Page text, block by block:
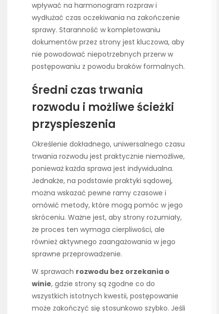
wpływać na harmonogram rozpraw i
wydłużać czas oczekiwania na zakończenie
sprawy. Staranność w kompletowaniu
dokumentów przez strony jest kluczowa, aby
nie powodować niepotrzebnych przerw w
postępowaniu z powodu braków formalnych.
Średni czas trwania
rozwodu i możliwe ścieżki
przyspieszenia
Określenie dokładnego, uniwersalnego czasu
trwania rozwodu jest praktycznie niemożliwe,
ponieważ każda sprawa jest indywidualna.
Jednakże, na podstawie praktyki sądowej,
można wskazać pewne ramy czasowe i
omówić metody, które mogą pomóc w jego
skróceniu. Ważne jest, aby strony rozumiały,
że proces ten wymaga cierpliwości, ale
również aktywnego zaangażowania w jego
sprawne przeprowadzenie.
W sprawach rozwodu bez orzekania o
winie, gdzie strony są zgodne co do
wszystkich istotnych kwestii, postępowanie
może zakończyć się stosunkowo szybko. Jeśli